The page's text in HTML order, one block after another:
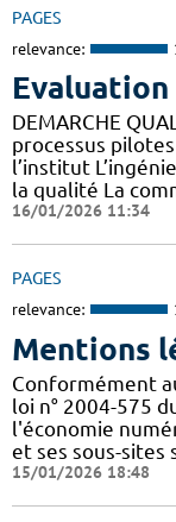
PAGES
relevance:
DEMARCHE
processus
l’institut
la qualité La
16/01/2026 11:34
PAGES
relevance:
Mentions
Conformément
loi n° 2004-575
l'économie
et ses sous-sites
15/01/2026 18:48